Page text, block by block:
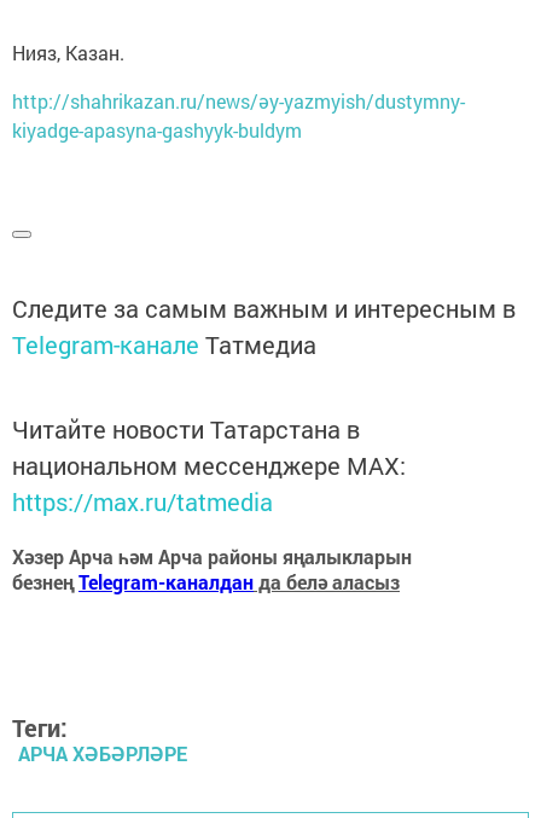
Нияз, Казан.
http://shahrikazan.ru/news/әy-yazmyish/dustymny-
kiyadge-apasyna-gashyyk-buldym
Следите за самым важным и интересным в
Telegram-канале Татмедиа
Читайте новости Татарстана в
национальном мессенджере MАХ:
https://max.ru/tatmedia
Хәзер Арча һәм Арча районы яңалыкларын
безнеңTelegram-каналданда белә аласыз
Теги:
АРЧА ХӘБӘРЛӘРЕ